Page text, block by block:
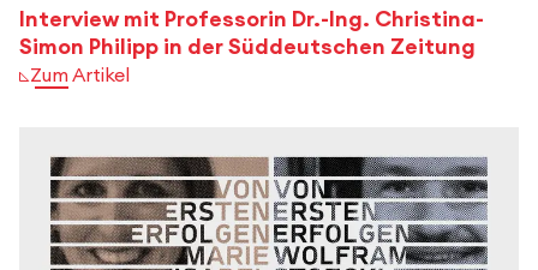
Interview mit Professorin Dr.-Ing. Christina-
Simon Philipp in der Süddeutschen Zeitung
Zum Artikel